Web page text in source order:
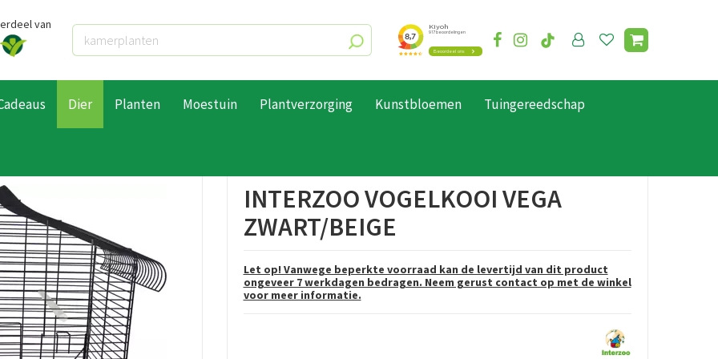
van
Dier Planten Moestuin Plantverzorging Kunstbloemen Tuingereedschap
INTERZOO VOGELKOOI VEGA
ZWART/BEIGE
Let op! Vanwege beperkte voorraad kan de levertijd van dit product
ongeveer 7 werkdagen bedragen. Neem gerust contact op met de winkel
voor meer informatie.